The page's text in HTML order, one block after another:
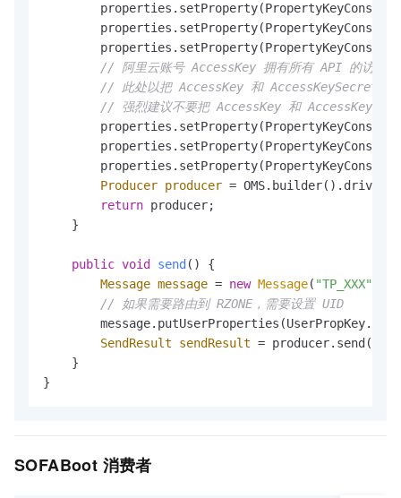
// 阿里云账号 AccessKey 拥有所有 API 的访问权
// 此处以把 AccessKey 和 AccessKeySecret 保
// 强烈建议不要把 AccessKey 和
Producer producer = OMS.builder().driver(
return producer;
    }
public void send ()
{
Message message = new Message( "TP_XXX"
// 如果需要路由到 RZONE，需要设置 UID
SendResult
sendResult =
    }
}
SOFABoot 消费者